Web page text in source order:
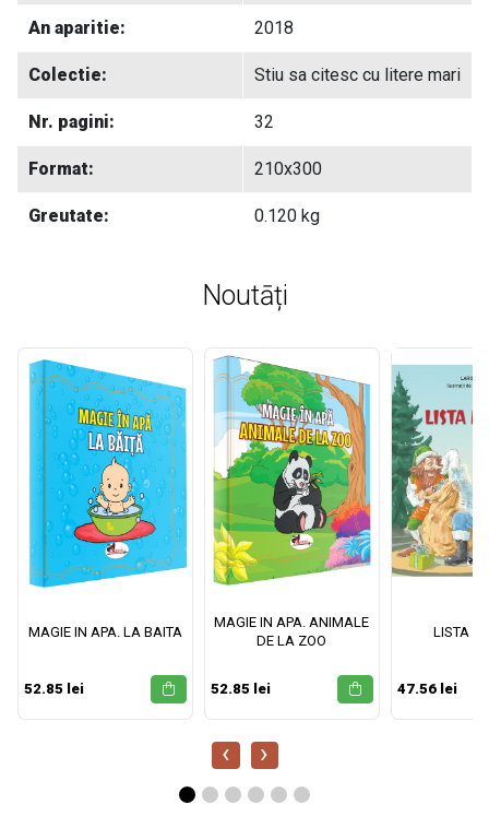
An aparitie: 2018
Colectie: Stiu sa citesc cu litere mari
Nr. pagini: 32
Format: 210x300
Greutate: 0.120 kg
Noutāți
MAGIE IN APA. LA BAITA
52.85 lei
MAGIE IN APA. ANIMALE
DE LA ZOO
52.85 lei
LISTA
47.56 lei
‹ ›